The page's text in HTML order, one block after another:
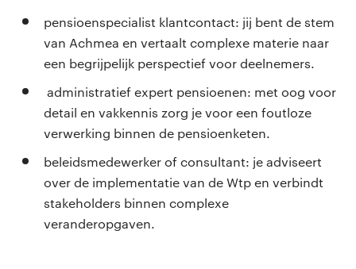
pensioenspecialist klantcontact: jij bent de stem
van Achmea en vertaalt complexe materie naar
een begrijpelijk perspectief voor deelnemers.
administratief expert pensioenen: met oog voor
detail en vakkennis zorg je voor een foutloze
verwerking binnen de pensioenketen.
beleidsmedewerker of consultant: je adviseert
over de implementatie van de Wtp en verbindt
stakeholders binnen complexe
veranderopgaven.